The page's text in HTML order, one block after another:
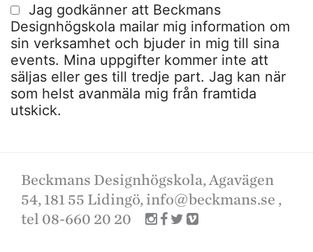
Jag godkänner att Beckmans
Designhögskola mailar mig information om
sin verksamhet och bjuder in mig till sina
events. Mina uppgifter kommer inte att
säljas eller ges till tredje part. Jag kan när
som helst avanmäla mig från framtida
utskick.
Beckmans Designhögskola, Agavägen
54, 181 55 Lidingö, info@beckmans.se ,
tel 08-660 20 20